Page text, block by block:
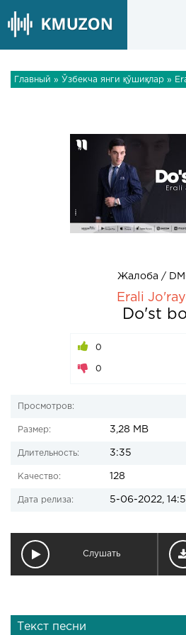
Главный » Ўзбекча янги қўшиқлар »
Жалоба /
Erali
Do'st
0
0
Просмотров:
Размер: 3,28 MB
Длительность: 3:35
Качество: 128
Дата релиза: 5-06-2022,
Слушать
Текст песни